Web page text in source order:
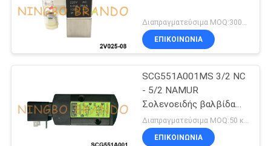
ΕΠΙΚΟΙΝΩΝΙΑ
SCG551A001MS 3/2 NC
- 5/2 NAMUR
Σολενοειδής βαλβίδα
24VDC 115VAC 230VACΔιαπραγματεύσιμα MOQ:50 κομμάτια
ΕΠΙΚΟΙΝΩΝΙΑ